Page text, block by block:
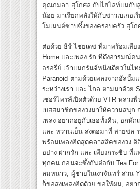
คุณกมลา สุโกศล กับไฮไลท์แม่กับ
น้อย มาเรียกพลังให้กับชาวเบเกอ
โมเมนต์ซาบซึ้งของครอบครัว สุโก
ต่อด้วย ธีร์ ไชยเดช ที่มาพร้อมเสีย
Home และเพลง รัก ที่ดึงอารมณ์ค
อรอรีย์ เจ้าแม่กรันจ์หนึ่งเดียวในไท
Paranoid ตามด้วยเพลงจากอัลบั้มแ
ระหว่างเรา และ ไกล ตามมาด้วย
เซอร์ไพรส์เปิดตัวด้วย VTR หลวง
เบสสมาชิกของวงมาให้ความสนุก
เพลง อยากอยู่กับเธอทั้งคืน, อกหัก
และ หวานเย็น ส่งต่อมาที่ สายชล
พร้อมเพลงฮิตสุดคลาสสิคของวง ดิ
อย่าง ฝากรัก และ เพียงกระซิบ ที่
ทุกคน ก่อนจะซึ้งกันต่อกับ Tea For
ลมหนาว, ผู้ชายในเงาจันทร์ ส่วน
ก็ขอส่งเพลงฮิตด้วย ขอให้ผม, อยา